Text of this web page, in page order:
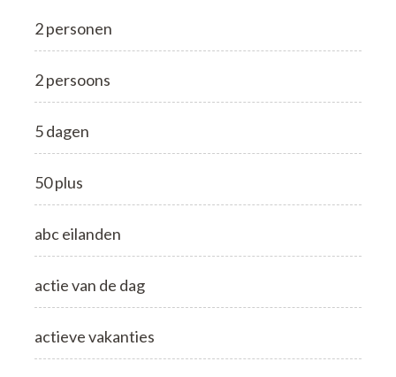
2 personen
2 persoons
5 dagen
50 plus
abc eilanden
actie van de dag
actieve vakanties